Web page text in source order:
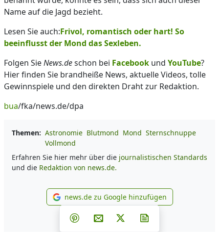
Name auf die Jagd bezieht.
Lesen Sie auch:Frivol, romantisch oder hart! So
beeinflusst der Mond das Sexleben.
Folgen SieNews.deschon bei Facebook und YouTube?
Hier finden Sie brandheiße News, aktuelle Videos, tolle
Gewinnspiele und den direkten Draht zur Redaktion.
bua/fka/news.de/dpa
Themen: Astronomie Blutmond Mond Sternschnuppe
Vollmond
Erfahren Sie hier mehr über die journalistischen Standards
und die Redaktion von news.de.
news.de zu Google
news.de zu Google hinzufügen
Teilen auf Facebook
Teilen auf Whatsapp
Teilen auf Telegram
Teilen auf Pinterest
Per E-Mail teilen
Post auf X